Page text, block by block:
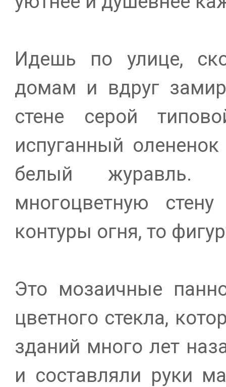
Идешь по улице,
домам и вдруг
стене серой
испуганный
белый
многоцветную
контуры огня, то
Это мозаичные
цветного стекла,
зданий много лет
и составляли руки